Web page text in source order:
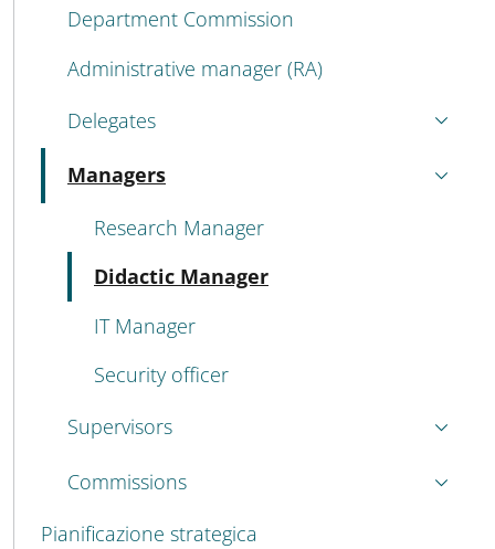
Department Commission
Administrative manager (RA)
Delegates
Managers
Active
Research Manager
Didactic Manager
IT Manager
Security officer
Supervisors
Commissions
Pianificazione strategica